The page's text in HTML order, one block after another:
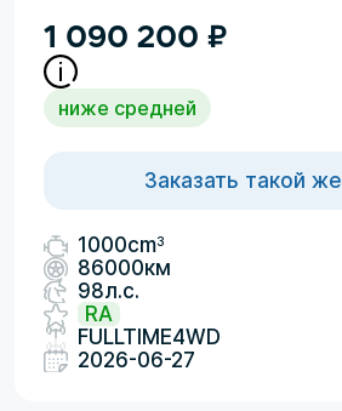
1 090 200 ₽
ниже средней
Заказать такой же
1000cm3
86000км
98л.с.
RA
FULLTIME4WD
2026-06-27